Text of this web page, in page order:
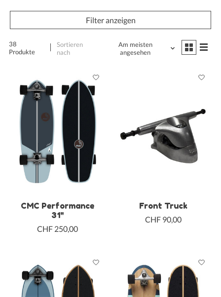
Filter anzeigen
38
Produkte
Sortieren
nach
Am meisten
angesehen
CMC Performance
31"
CHF 250,00
Front Truck
CHF 90,00